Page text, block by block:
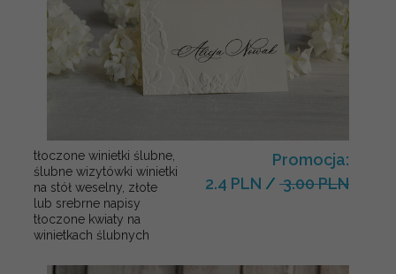
tłoczone winietki ślubne,
ślubne wizytówki winietki
na stół weselny, złote
lub srebrne napisy
tłoczone kwiaty na
winietkach ślubnych
Promocja:
2.4 PLN / 3.00 PLN